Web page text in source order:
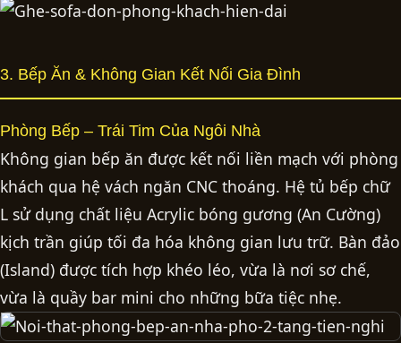
3. Bếp Ăn & Không Gian Kết Nối Gia Đình
Phòng Bếp – Trái Tim Của Ngôi Nhà
Không gian bếp ăn được kết nối liền mạch với phòng
khách qua hệ vách ngăn CNC thoáng. Hệ tủ bếp chữ
L sử dụng chất liệu Acrylic bóng gương (An Cường)
kịch trần giúp tối đa hóa không gian lưu trữ. Bàn đảo
(Island) được tích hợp khéo léo, vừa là nơi sơ chế,
vừa là quầy bar mini cho những bữa tiệc nhẹ.